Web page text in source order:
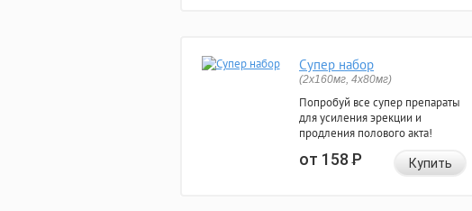
Супер набор
(2х160мг, 4х80мг)
Попробуй все супер препараты
для усиления эрекции и
продления полового акта!
от 158Р Купить